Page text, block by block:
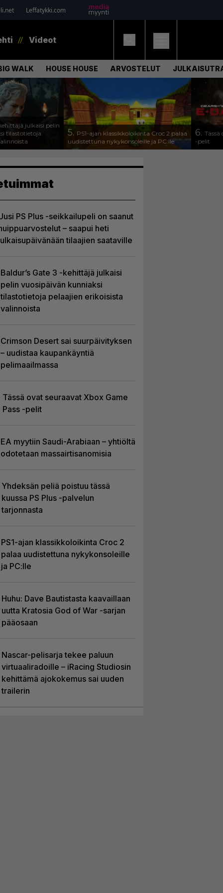
Leffatykki.com
Videot
WALK HOUSE HOUSE ARVOSTELUT
julkaisi pelin
tilastotietoja
5. PS1-ajan klassikkoloikinta Croc 2 palaa
uudistettuna nykykonsoleille ja PC:lle
6. Tässä
-pelit
PS Plus -seikkailupeli on saanut
– saapui heti
tilaajien saataville
Baldur’s Gate 3 -kehittäjä julkaisi
pelin vuosipäivän kunniaksi
tilastotietoja pelaajien erikoisista
valinnoista
Crimson Desert sai suurpäivityksen
– uudistaa kaupankäyntiä
pelimaailmassa
Tässä ovat seuraavat Xbox Game
Pass -pelit
EA myytiin Saudi-Arabiaan – yhtiöltä
odotetaan massairtisanomisia
Yhdeksän peliä poistuu tässä
kuussa PS Plus -palvelun
tarjonnasta
PS1-ajan klassikkoloikinta Croc 2
palaa uudistettuna nykykonsoleille
ja PC:lle
Huhu: Dave Bautistasta kaavaillaan
uutta Kratosia God of War -sarjan
pääosaan
Nascar-pelisarja tekee paluun
virtuaaliradoille – iRacing Studiosin
kehittämä ajokokemus sai uuden
trailerin